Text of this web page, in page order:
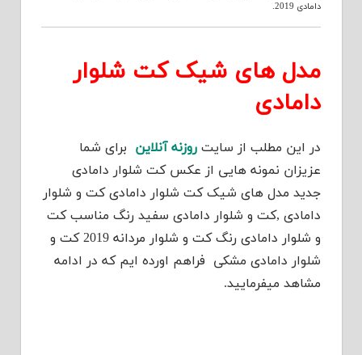
دامادی 2019
.
مدل های شیک کت شلوار
دامادی
در این مطلب از سایت روزنه آنلاین برای شما
عزیزان نمونه هایی از عکس کت شلوار دامادی
جدید مدل های شیک کت شلوار دامادی کت و شلوار
دامادی ,کت و شلوار دامادی سفید رنگ مناسب کت
و شلوار دامادی رنگ کت و شلوار مردانه 2019 کت و
شلوار دامادی مشکی فراهم اورده ایم که در ادامه
مشاهد میفرمایید.